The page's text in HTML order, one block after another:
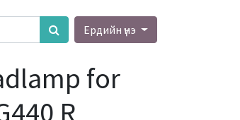
Ердийн үнэ
for
R